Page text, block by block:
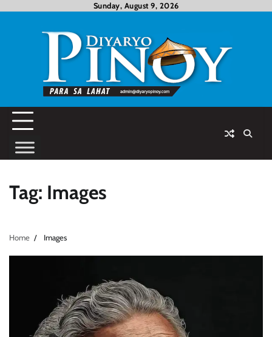
Sunday, August 9, 2026
Tag: Images
Home Images